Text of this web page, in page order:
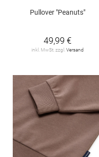
Pullover "Peanuts"
49,99 €
inkl. MwSt. zzgl.Versand